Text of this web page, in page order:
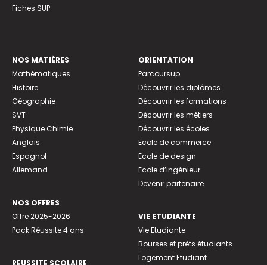
Fiches SUP
NOS MATIÈRES
Mathématiques
Histoire
Géographie
SVT
Physique Chimie
Anglais
Espagnol
Allemand
NOS OFFRES
Offre 2025-2026
Pack Réussite 4 ans
REUSSITE SCOLAIRE
ORIENTATION
Parcoursup
Découvrir les diplômes
Découvrir les formations
Découvrir les métiers
Découvrir les écoles
Ecole de commerce
Ecole de design
Ecole d’ingénieur
Devenir partenaire
VIE ETUDIANTE
Vie Etudiante
Bourses et prêts étudiants
Logement Etudiant